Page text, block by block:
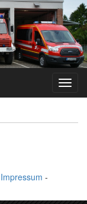
Impressum -